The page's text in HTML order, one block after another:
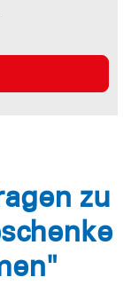
zu